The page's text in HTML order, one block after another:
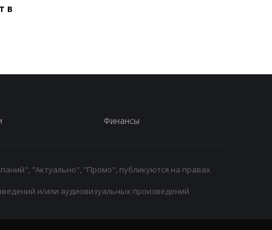
в
Финансы
"Актуально", "Промо", публикуются на правах
и/или аудиовизуальных произведений